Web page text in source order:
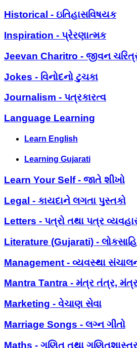
Historical - ઇતિહાસવિષયક
Inspiration - પ્રેરણાત્મક
Jeevan Charitro - જીવન
Jokes - વિનોદનો ટુચકા
Journalism - પત્રકારત્વ
Language Learning
Learn English
Learning Gujarati
Learn Your Self - જાતે શીખો
Legal - કાયદાને લગતા પુસ્તકો
Letters - પત્રો તથા પત્ર
Literature (Gujarati) -
Management - વ્યવસ્થા
Mantra Tantra - મંત્ર તંત્ર,
Marketing - વેચાણ સેવા
Marriage Songs - લગ્ન ગીતો
Maths - ગણિત તથા